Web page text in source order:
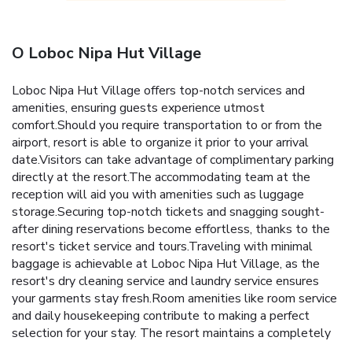
O Loboc Nipa Hut Village
Loboc Nipa Hut Village offers top-notch services and
amenities, ensuring guests experience utmost
comfort.Should you require transportation to or from the
airport, resort is able to organize it prior to your arrival
date.Visitors can take advantage of complimentary parking
directly at the resort.The accommodating team at the
reception will aid you with amenities such as luggage
storage.Securing top-notch tickets and snagging sought-
after dining reservations become effortless, thanks to the
resort's ticket service and tours.Traveling with minimal
baggage is achievable at Loboc Nipa Hut Village, as the
resort's dry cleaning service and laundry service ensures
your garments stay fresh.Room amenities like room service
and daily housekeeping contribute to making a perfect
selection for your stay. The resort maintains a completely